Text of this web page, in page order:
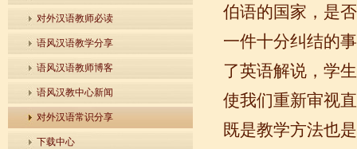
对外汉语教师必读
语风汉语教学分享
语风汉语教师博客
语风汉教中心新闻
对外汉语常识分享
下载中心
伯语的国家，是
一件十分纠结的
了英语解说，学
使我们重新审视
既是教学方法也